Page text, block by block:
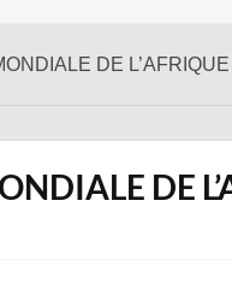
DE L’AFRIQUE
DE